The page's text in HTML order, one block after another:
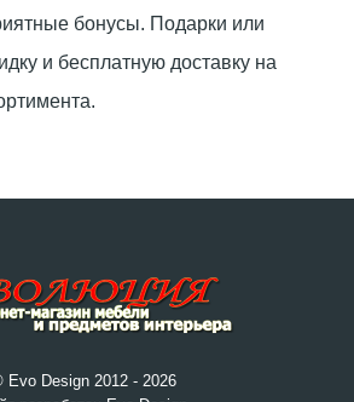
бонусы. Подарки или
и бесплатную доставку на
Evo Design 2012 - 2026